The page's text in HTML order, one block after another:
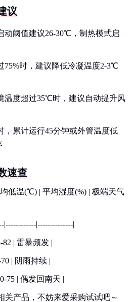
议
动阈值建议26-30℃，制热模式启
75%时，建议降低冷凝温度2-3℃
温度超过35℃时，建议自动提升风
，累计运行45分钟或外管温度低
速查
低温(℃) | 平均湿度(%) | 极端天气
|------------|--------------|
82 | 雷暴频发 |
70 | 阴雨持续 |
75 | 偶发回南天 |
关产品，不妨来爱采购试试吧～